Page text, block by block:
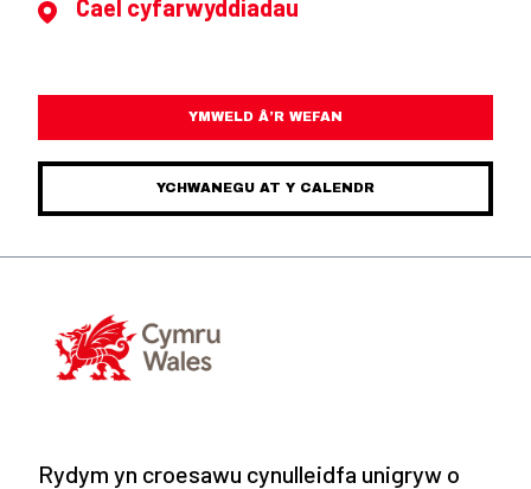
Cael cyfarwyddiadau
YMWELD Â’R WEFAN
YCHWANEGU AT Y CALENDR
Rydym yn croesawu cynulleidfa unigryw o